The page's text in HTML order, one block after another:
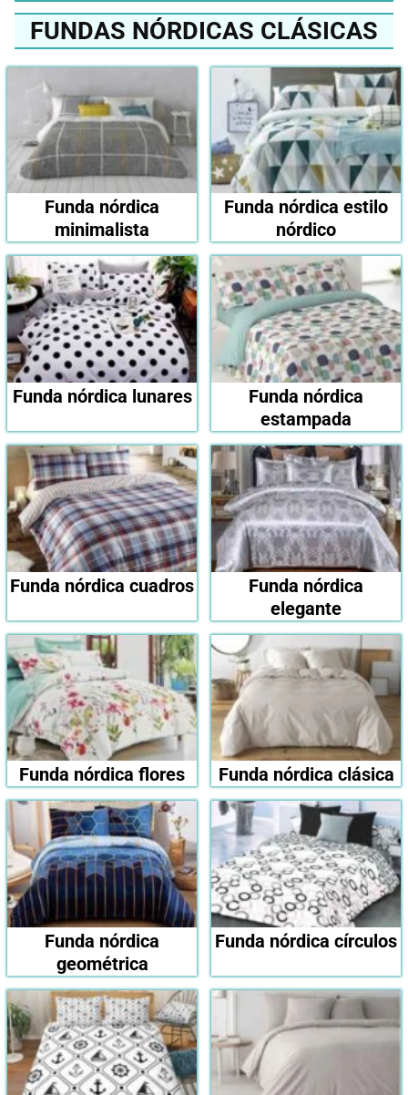
FUNDAS NÓRDICAS CLÁSICAS
Funda nórdica
minimalista
Funda nórdica estilo
nórdico
Funda nórdica lunares
Funda nórdica
estampada
Funda nórdica cuadros
Funda nórdica
elegante
Funda nórdica flores Funda nórdica clásica
Funda nórdica
geométrica
Funda nórdica círculos